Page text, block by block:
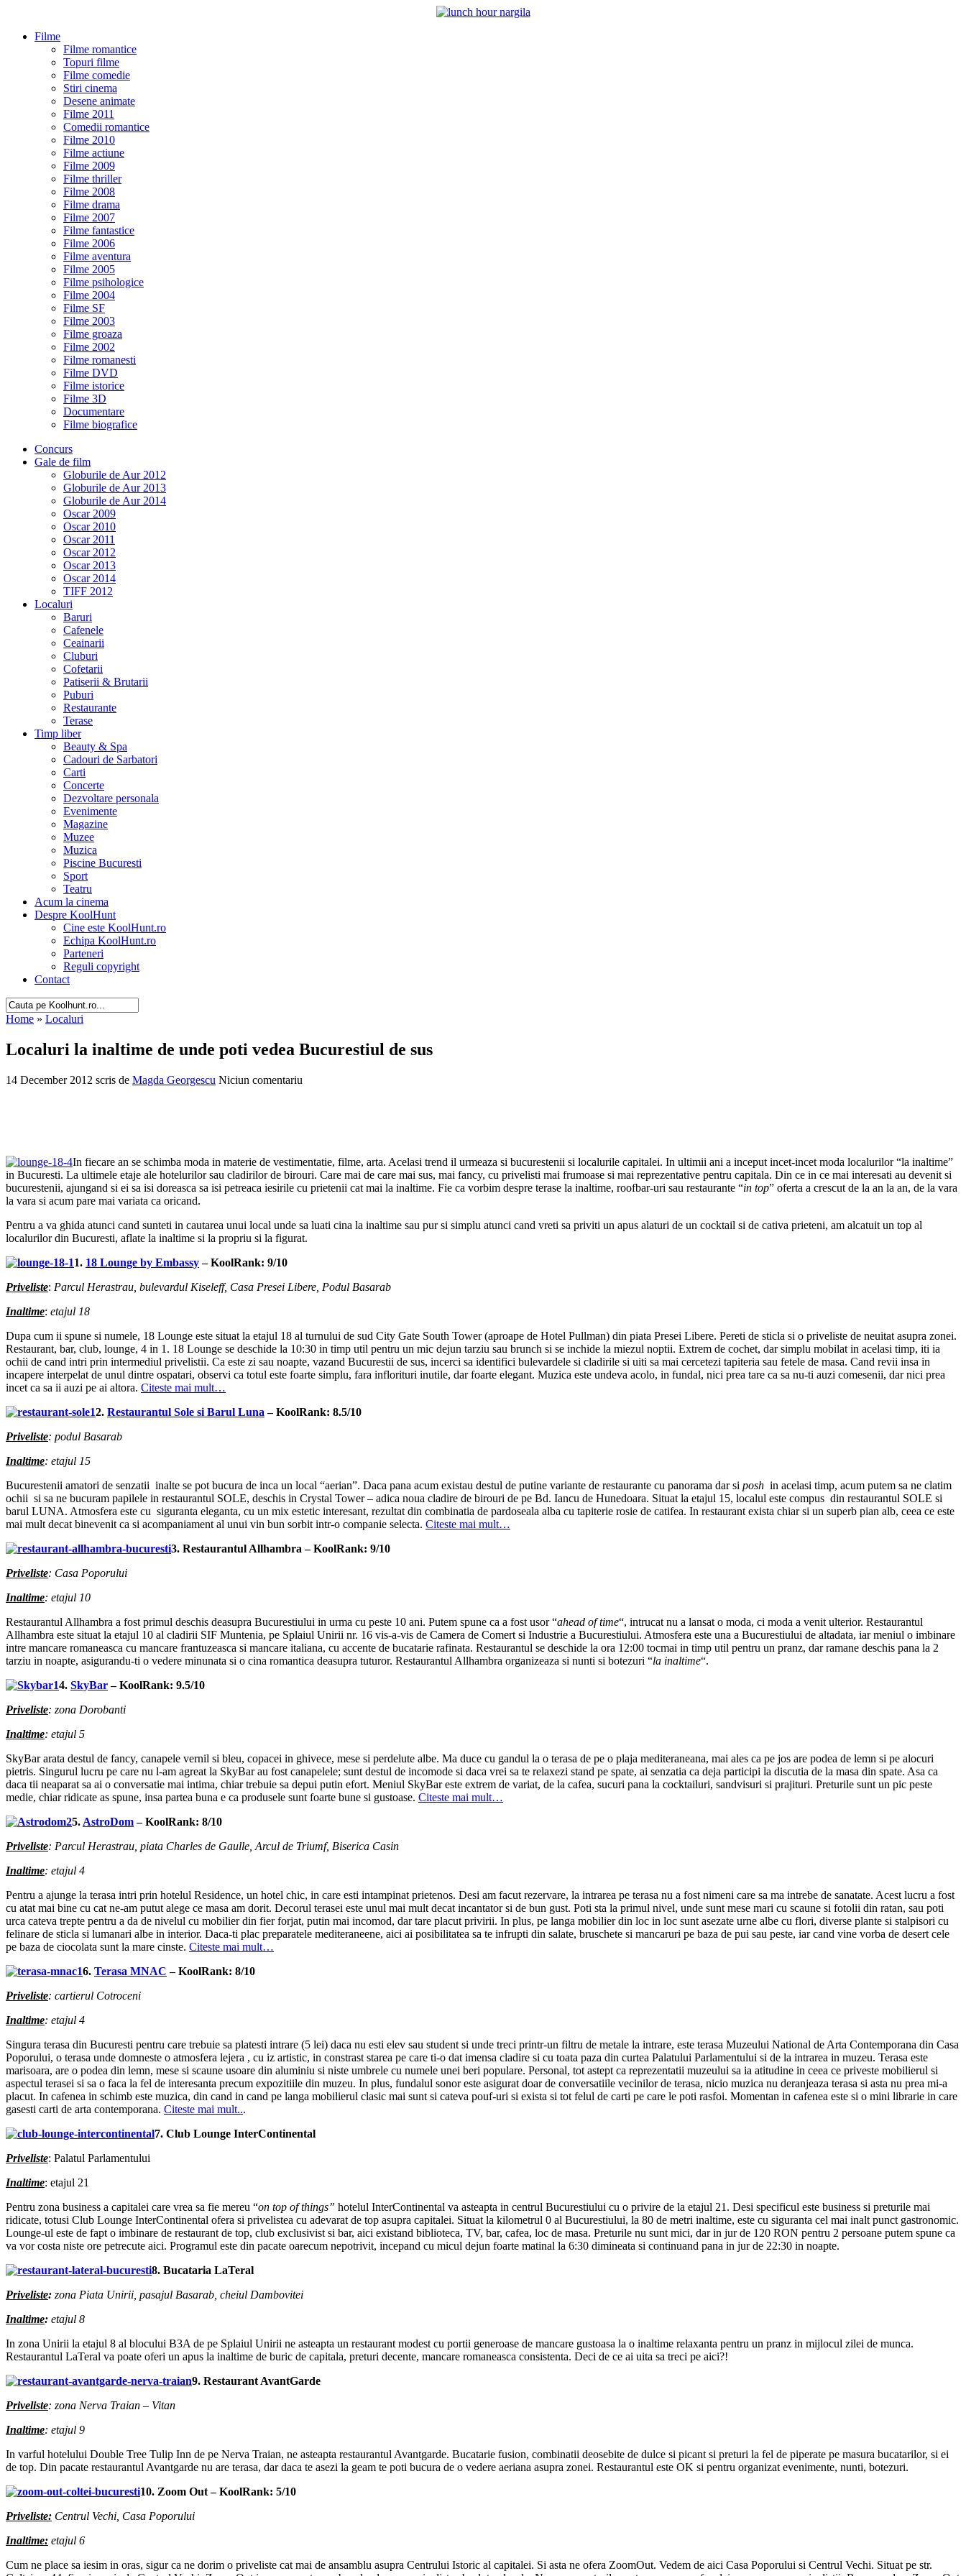
Filme
Filme romantice
Topuri filme
Filme comedie
Stiri cinema
Desene animate
Filme 2011
Comedii romantice
Filme 2010
Filme actiune
Filme 2009
Filme thriller
Filme 2008
Filme drama
Filme 2007
Filme fantastice
Filme 2006
Filme aventura
Filme 2005
Filme psihologice
Filme 2004
Filme SF
Filme 2003
Filme groaza
Filme 2002
Filme romanesti
Filme DVD
Filme istorice
Filme 3D
Documentare
Filme biografice
Concurs
Gale de film
Globurile de Aur 2012
Globurile de Aur 2013
Globurile de Aur 2014
Oscar 2009
Oscar 2010
Oscar 2011
Oscar 2012
Oscar 2013
Oscar 2014
TIFF 2012
Localuri
Baruri
Cafenele
Ceainarii
Cluburi
Cofetarii
Patiserii & Brutarii
Puburi
Restaurante
Terase
Timp liber
Beauty & Spa
Cadouri de Sarbatori
Carti
Concerte
Dezvoltare personala
Evenimente
Magazine
Muzee
Muzica
Piscine Bucuresti
Sport
Teatru
Acum la cinema
Despre KoolHunt
Cine este KoolHunt.ro
Echipa KoolHunt.ro
Parteneri
Reguli copyright
Contact
Home » Localuri
Localuri la inaltime de unde poti vedea Bucurestiul de sus
14 December 2012 scris de Magda Georgescu Niciun comentariu
In fiecare an se schimba moda in materie de vestimentatie, filme, arta. Acelasi trend il urmeaza si bucurestenii si localurile capitalei. In ultimii ani a inceput incet-incet moda localurilor “la inaltime”
in Bucuresti. La ultimele etaje ale hotelurilor sau cladirilor de birouri. Care mai de care mai sus, mai fancy, cu privelisti mai frumoase si mai reprezentative pentru capitala. Din ce in ce mai interesati au devenit si
bucurestenii, ajungand si ei sa isi doreasca sa isi petreaca iesirile cu prietenii cat mai la inaltime. Fie ca vorbim despre terase la inaltime, roofbar-uri sau restaurante “in top” oferta a crescut de la an la an, de la vara
la vara si acum pare mai variata ca oricand.
Pentru a va ghida atunci cand sunteti in cautarea unui local unde sa luati cina la inaltime sau pur si simplu atunci cand vreti sa priviti un apus alaturi de un cocktail si de cativa prieteni, am alcatuit un top al
localurilor din Bucuresti, aflate la inaltime si la propriu si la figurat.
1. 18 Lounge by Embassy– KoolRank: 9/10
Priveliste: Parcul Herastrau, bulevardul Kiseleff, Casa Presei Libere, Podul Basarab
Inaltime: etajul 18
Dupa cum ii spune si numele, 18 Lounge este situat la etajul 18 al turnului de sud City Gate South Tower (aproape de Hotel Pullman) din piata Presei Libere. Pereti de sticla si o priveliste de neuitat asupra zonei.
Restaurant, bar, club, lounge, 4 in 1. 18 Lounge se deschide la 10:30 in timp util pentru un mic dejun tarziu sau brunch si se inchide la miezul noptii. Extrem de cochet, dar simplu mobilat in acelasi timp, iti ia
ochii de cand intri prin intermediul privelistii. Ca este zi sau noapte, vazand Bucurestii de sus, incerci sa identifici bulevardele si cladirile si uiti sa mai cercetezi tapiteria sau fetele de masa. Cand revii insa in
incapere interpelat de unul dintre ospatari, observi ca totul este foarte simplu, fara inflorituri inutile, dar foarte elegant. Muzica este undeva acolo, in fundal, nici prea tare ca sa nu-ti auzi comesenii, dar nici prea
incet ca sa ii auzi pe ai altora. Citeste mai mult…
2. Restaurantul Sole si Barul Luna – KoolRank: 8.5/10
Priveliste: podul Basarab
Inaltime: etajul 15
Bucurestenii amatori de senzatii inalte se pot bucura de inca un local “aerian”. Daca pana acum existau destul de putine variante de restaurante cu panorama dar si posh in acelasi timp, acum putem sa ne clatim
ochii si sa ne bucuram papilele in restaurantul SOLE, deschis in Crystal Tower – adica noua cladire de birouri de pe Bd. Iancu de Hunedoara. Situat la etajul 15, localul este compus din restaurantul SOLE si
barul LUNA. Atmosfera este cu siguranta eleganta, cu un mix estetic interesant, rezultat din combinatia de pardoseala alba cu tapiterie rosie de catifea. In restaurant exista chiar si un superb pian alb, ceea ce este
mai mult decat binevenit ca si acompaniament al unui vin bun sorbit intr-o companie selecta. Citeste mai mult…
3. Restaurantul Allhambra – KoolRank: 9/10
Priveliste: Casa Poporului
Inaltime: etajul 10
Restaurantul Allhambra a fost primul deschis deasupra Bucurestiului in urma cu peste 10 ani. Putem spune ca a fost usor “ahead of time“, intrucat nu a lansat o moda, ci moda a venit ulterior. Restaurantul
Allhambra este situat la etajul 10 al cladirii SIF Muntenia, pe Splaiul Unirii nr. 16 vis-a-vis de Camera de Comert si Industrie a Bucurestiului. Atmosfera este una a Bucurestiului de altadata, iar meniul o imbinare
intre mancare romaneasca cu mancare frantuzeasca si mancare italiana, cu accente de bucatarie rafinata. Restaurantul se deschide la ora 12:00 tocmai in timp util pentru un pranz, dar ramane deschis pana la 2
tarziu in noapte, asigurandu-ti o vedere minunata si o cina romantica deasupra tuturor. Restaurantul Allhambra organizeaza si nunti si botezuri “la inaltime“.
4. SkyBar– KoolRank: 9.5/10
Priveliste: zona Dorobanti
Inaltime: etajul 5
SkyBar arata destul de fancy, canapele vernil si bleu, copacei in ghivece, mese si perdelute albe. Ma duce cu gandul la o terasa de pe o plaja mediteraneana, mai ales ca pe jos are podea de lemn si pe alocuri
pietris. Singurul lucru pe care nu l-am agreat la SkyBar au fost canapelele; sunt destul de incomode si daca vrei sa te relaxezi stand pe spate, ai senzatia ca deja participi la discutia de la masa din spate. Asa ca
daca tii neaparat sa ai o conversatie mai intima, chiar trebuie sa depui putin efort. Meniul SkyBar este extrem de variat, de la cafea, sucuri pana la cocktailuri, sandvisuri si prajituri. Preturile sunt un pic peste
medie, chiar ridicate as spune, insa partea buna e ca produsele sunt foarte bune si gustoase. Citeste mai mult…
5. AstroDom– KoolRank: 8/10
Priveliste: Parcul Herastrau, piata Charles de Gaulle, Arcul de Triumf, Biserica Casin
Inaltime: etajul 4
Pentru a ajunge la terasa intri prin hotelul Residence, un hotel chic, in care esti intampinat prietenos. Desi am facut rezervare, la intrarea pe terasa nu a fost nimeni care sa ma intrebe de sanatate. Acest lucru a fost
cu atat mai bine cu cat ne-am putut alege ce masa am dorit. Decorul terasei este unul mai mult decat incantator si de bun gust. Poti sta la primul nivel, unde sunt mese mari cu scaune si fotolii din ratan, sau poti
urca cateva trepte pentru a da de nivelul cu mobilier din fier forjat, putin mai incomod, dar tare placut privirii. In plus, pe langa mobilier din loc in loc sunt asezate urne albe cu flori, diverse plante si stalpisori cu
felinare de sticla si lumanari albe in interior. Daca-ti plac preparatele mediteraneene, aici ai posibilitatea sa te infrupti din salate, bruschete si mancaruri pe baza de pui sau peste, iar cand vine vorba de desert cele
pe baza de ciocolata sunt la mare cinste. Citeste mai mult…
6. Terasa MNAC – KoolRank: 8/10
Priveliste: cartierul Cotroceni
Inaltime: etajul 4
Singura terasa din Bucuresti pentru care trebuie sa platesti intrare (5 lei) daca nu esti elev sau student si unde treci printr-un filtru de metale la intrare, este terasa Muzeului National de Arta Contemporana din Casa
Poporului, o terasa unde domneste o atmosfera lejera , cu iz artistic, in constrast starea pe care ti-o dat imensa cladire si cu toata paza din curtea Palatului Parlamentului si de la intrarea in muzeu. Terasa este
marisoara, are o podea din lemn, mese si scaune usoare din aluminiu si niste umbrele cu numele unei beri populare. Personal, tot astept ca reprezentatii muzeului sa ia atitudine in ceea ce priveste mobilierul si
aspectul terasei si sa o faca la fel de interesanta precum expozitiile din muzeu. In plus, fundalul sonor este asigurat doar de conversatiile vecinilor de terasa, nicio muzica nu deranjeaza terasa si asta nu prea mi-a
placut. In cafenea in schimb este muzica, din cand in cand pe langa mobilierul clasic mai sunt si cateva pouf-uri si exista si tot felul de carti pe care le poti rasfoi. Momentan in cafenea este si o mini librarie in care
gasesti carti de arta contemporana. Citeste mai mult...
7. Club Lounge InterContinental
Priveliste: Palatul Parlamentului
Inaltime: etajul 21
Pentru zona business a capitalei care vrea sa fie mereu “on top of things” hotelul InterContinental va asteapta in centrul Bucurestiului cu o privire de la etajul 21. Desi specificul este business si preturile mai
ridicate, totusi Club Lounge InterContinental ofera si privelistea cu adevarat de top asupra capitalei. Situat la kilometrul 0 al Bucurestiului, la 80 de metri inaltime, este cu siguranta cel mai inalt punct gastronomic.
Lounge-ul este de fapt o imbinare de restaurant de top, club exclusivist si bar, aici existand biblioteca, TV, bar, cafea, loc de masa. Preturile nu sunt mici, dar in jur de 120 RON pentru 2 persoane putem spune ca
va vor costa niste ore petrecute aici. Programul este din pacate oarecum nepotrivit, incepand cu micul dejun foarte matinal la 6:30 dimineata si continuand pana in jur de 22:30 in noapte.
8. Bucataria LaTeral
Priveliste: zona Piata Unirii, pasajul Basarab, cheiul Dambovitei
Inaltime: etajul 8
In zona Unirii la etajul 8 al blocului B3A de pe Splaiul Unirii ne asteapta un restaurant modest cu portii generoase de mancare gustoasa la o inaltime relaxanta pentru un pranz in mijlocul zilei de munca.
Restaurantul LaTeral va poate oferi un apus la inaltime de buric de capitala, preturi decente, mancare romaneasca consistenta. Deci de ce ai uita sa treci pe aici?!
9. Restaurant AvantGarde
Priveliste: zona Nerva Traian – Vitan
Inaltime: etajul 9
In varful hotelului Double Tree Tulip Inn de pe Nerva Traian, ne asteapta restaurantul Avantgarde. Bucatarie fusion, combinatii deosebite de dulce si picant si preturi la fel de piperate pe masura bucatarilor, si ei
de top. Din pacate restaurantul Avantgarde nu are terasa, dar daca te asezi la geam te poti bucura de o vedere aeriana asupra zonei. Restaurantul este OK si pentru organizat evenimente, nunti, botezuri.
10. Zoom Out – KoolRank: 5/10
Priveliste: Centrul Vechi, Casa Poporului
Inaltime: etajul 6
Cum ne place sa iesim in oras, sigur ca ne dorim o priveliste cat mai de ansamblu asupra Centrului Istoric al capitalei. Si asta ne ofera ZoomOut. Vedem de aici Casa Poporului si Centrul Vechi. Situat pe str.